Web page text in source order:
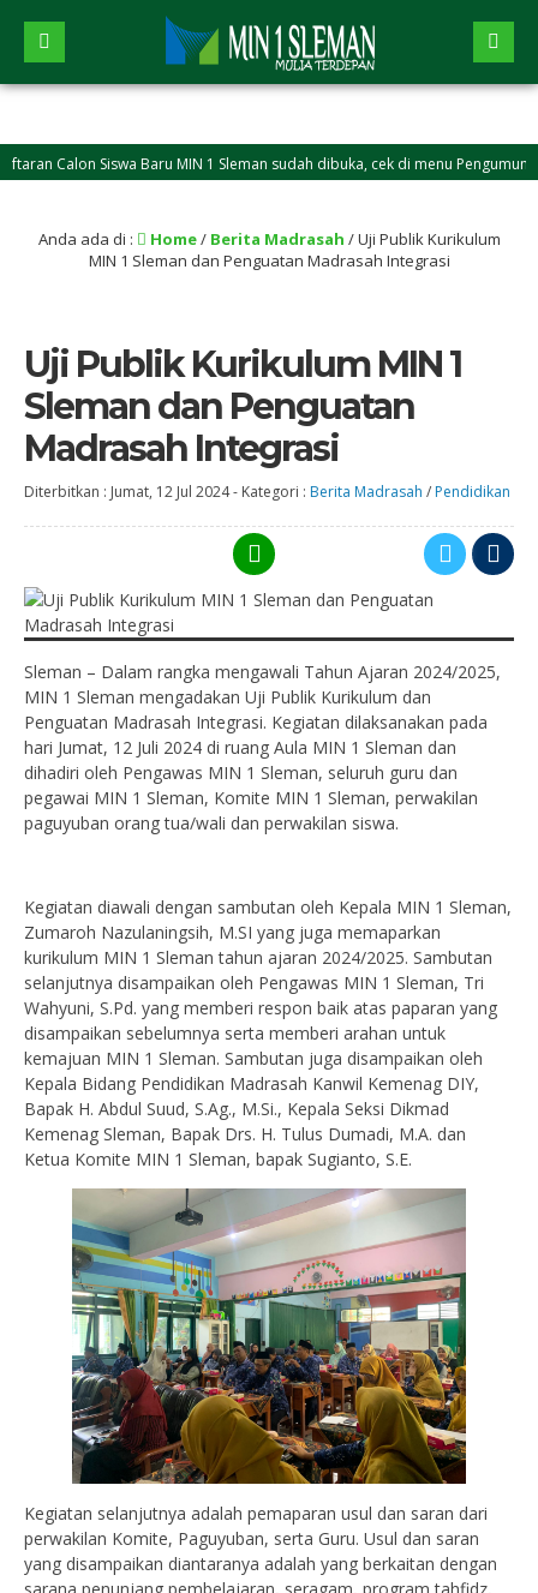
Siswa Baru MIN 1 Sleman sudah dibuka, cek di menu Pengumuman
Anda ada di : Home/ Berita Madrasah /Uji Publik Kurikulum
MIN 1 Sleman dan Penguatan Madrasah Integrasi
Uji Publik Kurikulum MIN 1
Sleman dan Penguatan
Madrasah Integrasi
Diterbitkan : Jumat, 12 Jul 2024- Kategori : Berita Madrasah / Pendidikan
Sleman – Dalam rangka mengawali Tahun Ajaran 2024/2025,
MIN 1 Sleman mengadakan Uji Publik Kurikulum dan
Penguatan Madrasah Integrasi. Kegiatan dilaksanakan pada
hari Jumat, 12 Juli 2024 di ruang Aula MIN 1 Sleman dan
dihadiri oleh Pengawas MIN 1 Sleman, seluruh guru dan
pegawai MIN 1 Sleman, Komite MIN 1 Sleman, perwakilan
paguyuban orang tua/wali dan perwakilan siswa.
Kegiatan diawali dengan sambutan oleh Kepala MIN 1 Sleman,
Zumaroh Nazulaningsih, M.SI yang juga memaparkan
kurikulum MIN 1 Sleman tahun ajaran 2024/2025. Sambutan
selanjutnya disampaikan oleh Pengawas MIN 1 Sleman, Tri
Wahyuni, S.Pd. yang memberi respon baik atas paparan yang
disampaikan sebelumnya serta memberi arahan untuk
kemajuan MIN 1 Sleman. Sambutan juga disampaikan oleh
Kepala Bidang Pendidikan Madrasah Kanwil Kemenag DIY,
Bapak H. Abdul Suud, S.Ag., M.Si., Kepala Seksi Dikmad
Kemenag Sleman, Bapak Drs. H. Tulus Dumadi, M.A. dan
Ketua Komite MIN 1 Sleman, bapak Sugianto, S.E.
Kegiatan selanjutnya adalah pemaparan usul dan saran dari
perwakilan Komite, Paguyuban, serta Guru. Usul dan saran
yang disampaikan diantaranya adalah yang berkaitan dengan